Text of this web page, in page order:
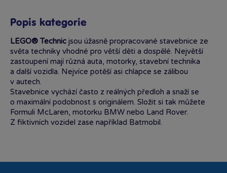
Popis kategorie
LEGO® Technic jsou úžasně propracované stavebnice ze
světa techniky vhodné pro větší děti a dospělé. Největší
zastoupení mají různá auta, motorky, stavební technika
a další vozidla. Nejvíce potěší asi chlapce se zálibou
v autech.
Stavebnice vychází často z reálných předloh a snaží se
o maximální podobnost s originálem. Složit si tak můžete
Formuli McLaren, motorku BMW nebo Land Rover.
Z fiktivních vozidel zase například Batmobil.